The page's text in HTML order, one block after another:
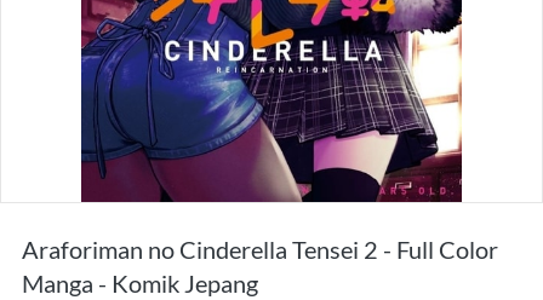
Araforiman no Cinderella Tensei 2 - Full Color
Manga - Komik Jepang